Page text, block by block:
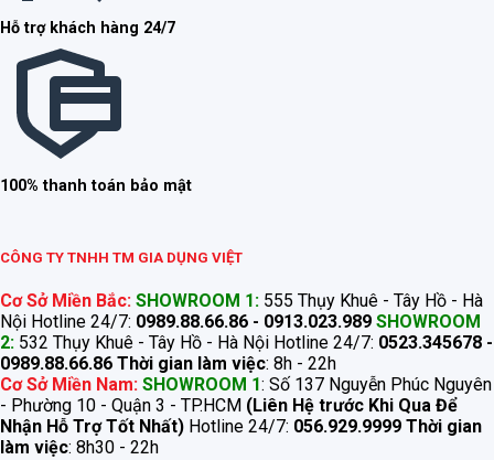
Hỗ trợ khách hàng 24/7
100% thanh toán bảo mật
CÔNG TY TNHH TM GIA DỤNG VIỆT
Cơ Sở Miền Bắc: SHOWROOM 1: 555 Thụy Khuê - Tây Hồ - Hà
Nội Hotline 24/7: 0989.88.66.86 - 0913.023.989 SHOWROOM
2: 532 Thụy Khuê - Tây Hồ - Hà Nội Hotline 24/7: 0523.345678 -
0989.88.66.86 Thời gian làm việc: 8h - 22h
Cơ Sở Miền Nam: SHOWROOM 1: Số 137 Nguyễn Phúc Nguyên
- Phường 10 - Quận 3 - TP.HCM (Liên Hệ trước Khi Qua Để
Nhận Hỗ Trợ Tốt Nhất) Hotline 24/7: 056.929.9999 Thời gian
làm việc: 8h30 - 22h